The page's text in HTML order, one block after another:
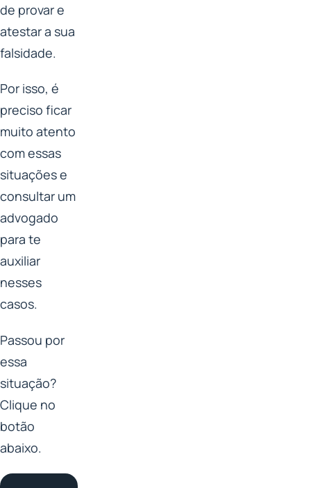
de provar e
atestar a sua
falsidade.
Por isso, é
preciso ficar
muito atento
com essas
situações e
consultar um
advogado
para te
auxiliar
nesses
casos.
Passou por
essa
situação?
Clique no
botão
abaixo.